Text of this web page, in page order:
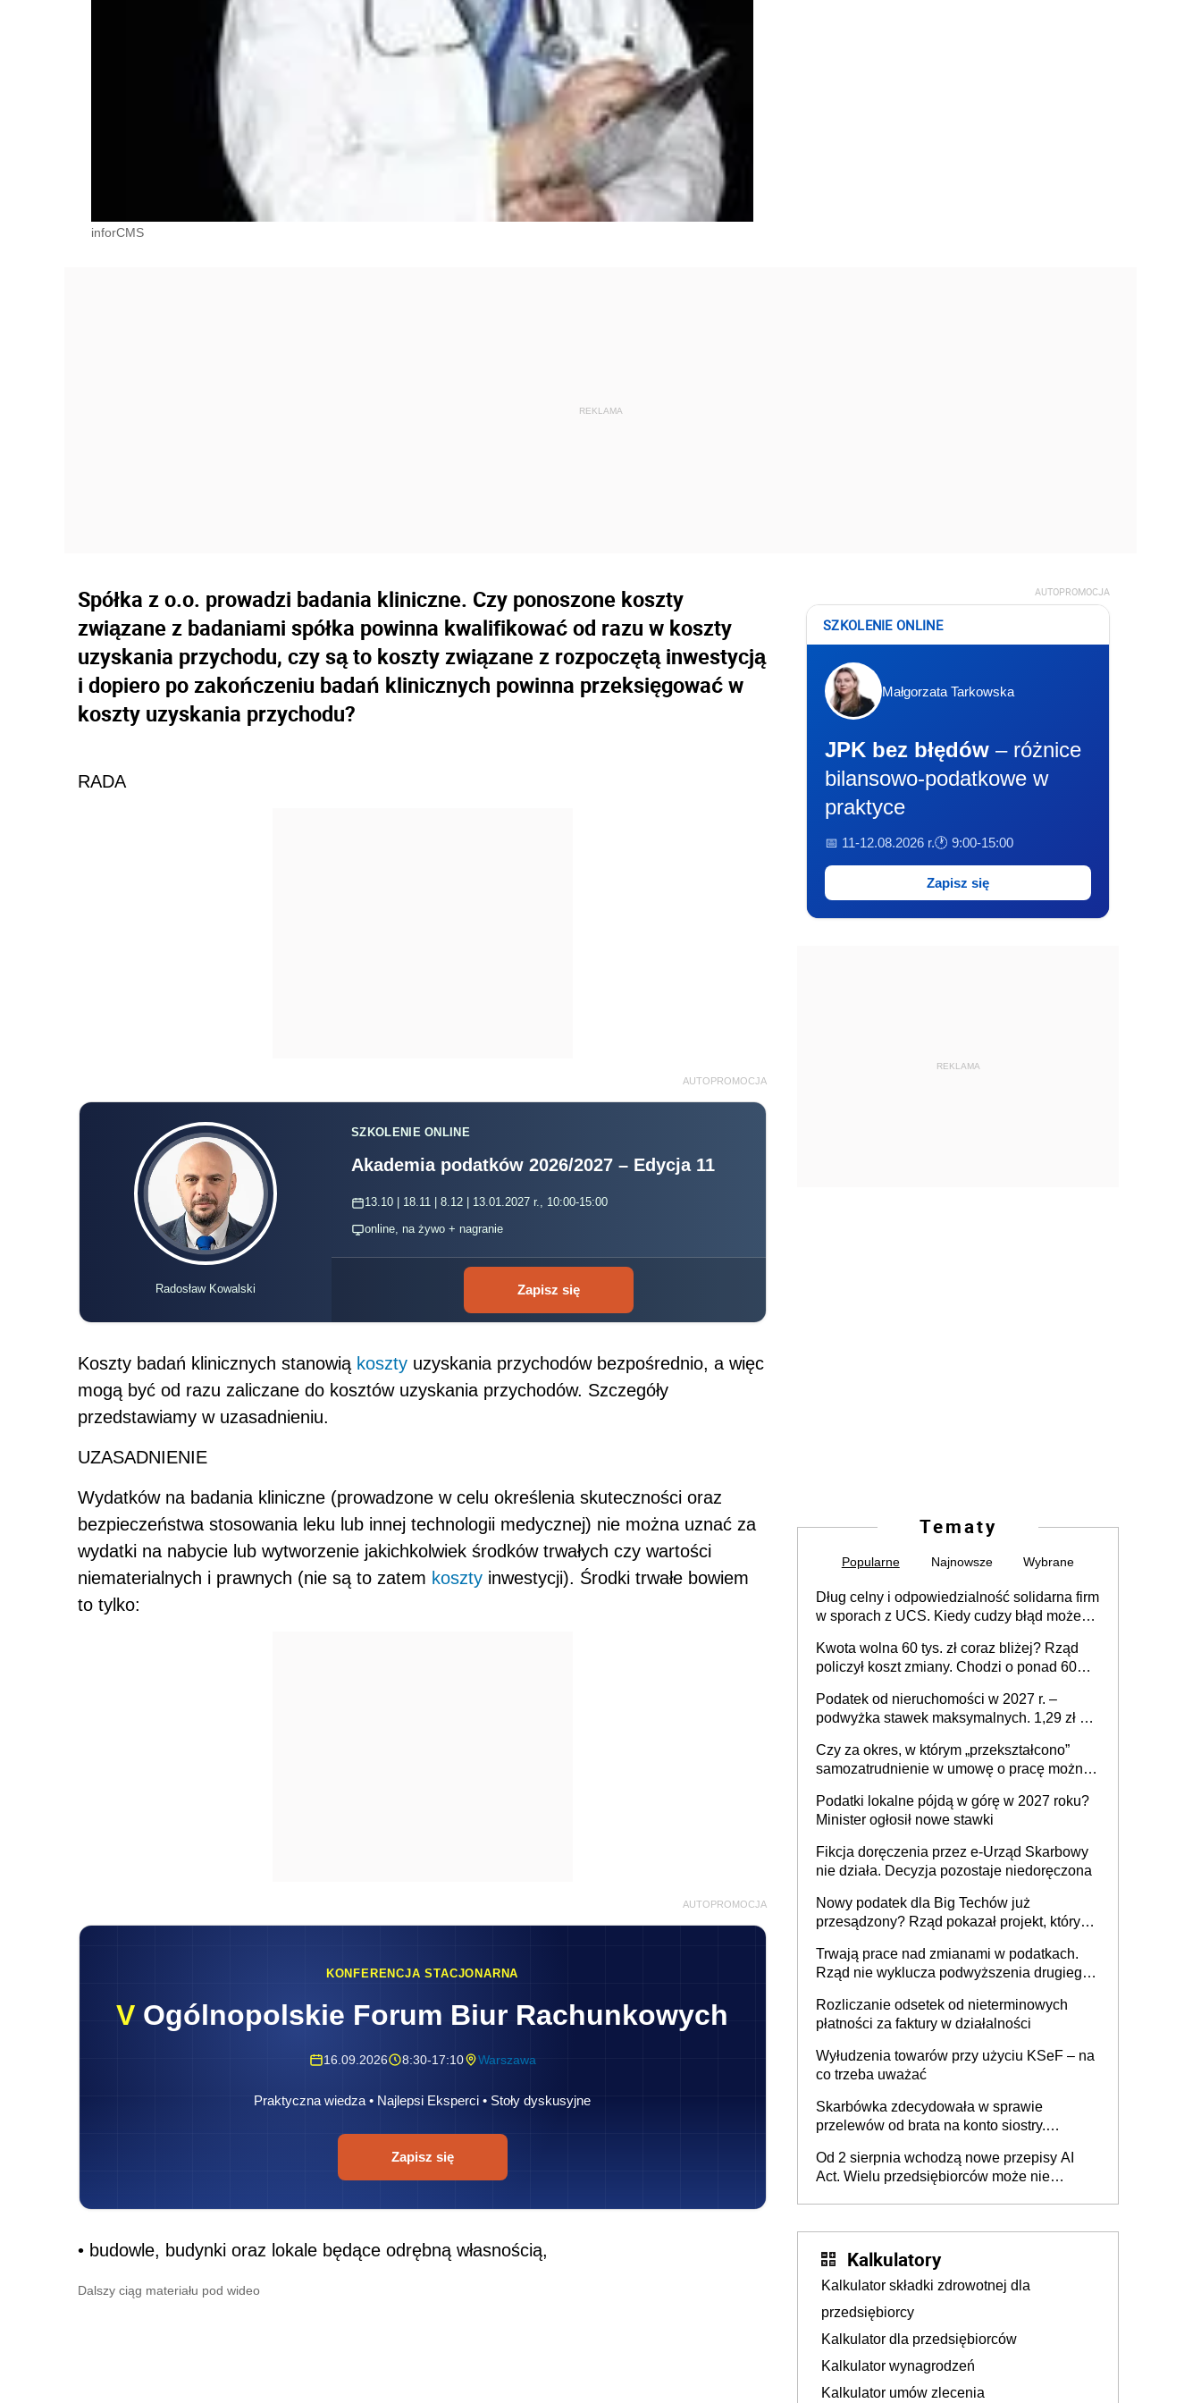
inforCMS
Spółka z o.o. prowadzi badania kliniczne. Czy ponoszone koszty
związane z badaniami spółka powinna kwalifikować od razu w koszty
uzyskania przychodu, czy są to koszty związane z rozpoczętą inwestycją
i dopiero po zakończeniu badań klinicznych powinna przeksięgować w
koszty uzyskania przychodu?
RADA
AUTOPROMOCJA
Radosław Kowalski
SZKOLENIE ONLINE
Akademia podatków 2026/2027 – Edycja 11
13.10 | 18.11 | 8.12 | 13.01.2027 r., 10:00-15:00
online, na żywo + nagranie
Zapisz się
Koszty badań klinicznych stanowią koszty uzyskania przychodów bezpośrednio, a więc
mogą być od razu zaliczane do kosztów uzyskania przychodów. Szczegóły
przedstawiamy w uzasadnieniu.
UZASADNIENIE
Wydatków na badania kliniczne (prowadzone w celu określenia skuteczności oraz
bezpieczeństwa stosowania leku lub innej technologii medycznej) nie można uznać za
wydatki na nabycie lub wytworzenie jakichkolwiek środków trwałych czy wartości
niematerialnych i prawnych (nie są to zatem koszty inwestycji). Środki trwałe bowiem
to tylko:
AUTOPROMOCJA
KONFERENCJA STACJONARNA
V Ogólnopolskie Forum Biur Rachunkowych
16.09.2026 8:30-17:10 Warszawa
Praktyczna wiedza • Najlepsi Eksperci • Stoły dyskusyjne
Zapisz się
• budowle, budynki oraz lokale będące odrębną własnością,
Dalszy ciąg materiału pod wideo
AUTOPROMOCJA
SZKOLENIE ONLINE
Małgorzata Tarkowska
JPK bez błędów – różnice
bilansowo-podatkowe w
praktyce
📅 11-12.08.2026 r.🕐 9:00-15:00
Zapisz się
REKLAMA
Tematy
Popularne Najnowsze Wybrane
Dług celny i odpowiedzialność solidarna firm
w sporach z UCS. Kiedy cudzy błąd może
Kwota wolna 60 tys. zł coraz bliżej? Rząd
policzył koszt zmiany. Chodzi o ponad 60
Podatek od nieruchomości w 2027 r. –
podwyżka stawek maksymalnych. 1,29 zł za
budynków i lokali związanych z
prowadzeniem działalności gospodarczej
Czy za okres, w którym „przekształcono”
samozatrudnienie w umowę o pracę można
umowy cywilnoprawnej jedynym
racjonalnym wyjściem
Podatki lokalne pójdą w górę w 2027 roku?
Minister ogłosił nowe stawki
Fikcja doręczenia przez e-Urząd Skarbowy
nie działa. Decyzja pozostaje niedoręczona
Nowy podatek dla Big Techów już
przesądzony? Rząd pokazał projekt, który
Trwają prace nad zmianami w podatkach.
Rząd nie wyklucza podwyższenia drugiego
Rozliczanie odsetek od nieterminowych
płatności za faktury w działalności
Wyłudzenia towarów przy użyciu KSeF – na
co trzeba uważać
Skarbówka zdecydowała w sprawie
przelewów od brata na konto siostry.
darowizna, ale podatku jednak nie będzie
Od 2 sierpnia wchodzą nowe przepisy AI
Act. Wielu przedsiębiorców może nie
Kalkulatory
Kalkulator składki zdrowotnej dla
przedsiębiorcy
Kalkulator dla przedsiębiorców
Kalkulator wynagrodzeń
Kalkulator umów zlecenia